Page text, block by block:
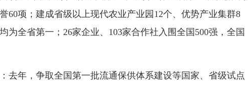
60项；建成省级以上现代农业产业园12个、优势产业集群8
为全省第一；26家企业、103家合作社入围全国500强，全国
年，争取全国第一批流通保供体系建设等国家、省级试点